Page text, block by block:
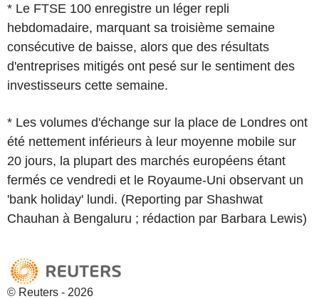
* Le FTSE 100 enregistre un léger repli
hebdomadaire, marquant sa troisième semaine
consécutive de baisse, alors que des résultats
d'entreprises mitigés ont pesé sur le sentiment des
investisseurs cette semaine.
* Les volumes d'échange sur la place de Londres ont
été nettement inférieurs à leur moyenne mobile sur
20 jours, la plupart des marchés européens étant
fermés ce vendredi et le Royaume-Uni observant un
'bank holiday' lundi. (Reporting par Shashwat
Chauhan à Bengaluru ; rédaction par Barbara Lewis)
© Reuters - 2026